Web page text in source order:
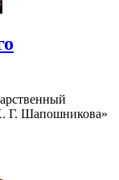
Г. Шапошникова»